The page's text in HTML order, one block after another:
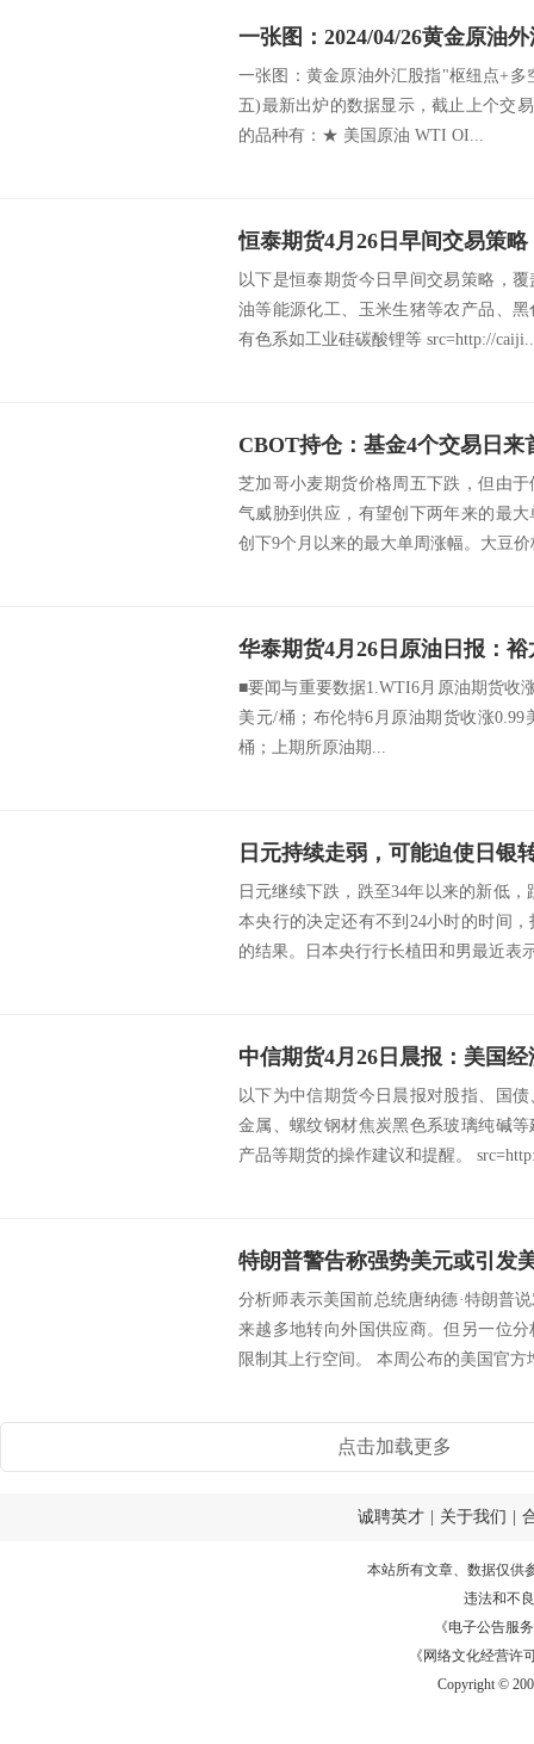
一张图：黄金原油外汇股指"枢纽点+多
五)最新出炉的数据显示，截止上个交
的品种有：★ 美国原油 WTI OI...
恒泰期货4月26日早间交易策略
以下是恒泰期货今日早间交易策略，
油等能源化工、玉米生猪等农产品、
有色系如工业硅碳酸锂等 src=http://
芝加哥小麦期货价格周五下跌，但由
气威胁到供应，有望创下两年来的最
创下9个月以来的最大单周涨幅。大豆
■要闻与重要数据1.WTI6月原油期货收
美元/桶；布伦特6月原油期货收涨0.99
桶；上期所原油期...
日元持续走弱，可能迫使日银
日元继续下跌，跌至34年以来的新低
本央行的决定还有不到24小时的时间
的结果。日本央行行长植田和男最近表
以下为中信期货今日晨报对股指、国
金属、螺纹钢材焦炭黑色系玻璃纯碱
产品等期货的操作建议和提醒。
分析师表示美国前总统唐纳德·特朗普
来越多地转向外国供应商。但另一位
限制其上行空间。 本周公布的美国官方
点击加载更多
诚聘英才 关于我们
本站所有文章、数据仅供
违法和不
《电子公告服务
《网络文化经营许
Copyright ©